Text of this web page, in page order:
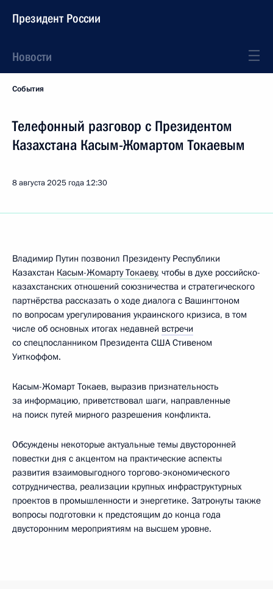
Президент России
Новости
События
Телефонный разговор с Президентом
Казахстана Касым-Жомартом Токаевым
8 августа 2025 года 12:30
Владимир Путин позвонил Президенту Республики
Казахстан Касым-Жомарту Токаеву, чтобы в духе российско-
казахстанских отношений союзничества и стратегического
партнёрства рассказать о ходе диалога с Вашингтоном
по вопросам урегулирования украинского кризиса, в том
числе об основных итогах недавней встречи
со спецпосланником Президента США Стивеном
Уиткоффом.
Касым-Жомарт Токаев, выразив признательность
за информацию, приветствовал шаги, направленные
на поиск путей мирного разрешения конфликта.
Обсуждены некоторые актуальные темы двусторонней
повестки дня с акцентом на практические аспекты
развития взаимовыгодного торгово-экономического
сотрудничества, реализации крупных инфраструктурных
проектов в промышленности и энергетике. Затронуты также
вопросы подготовки к предстоящим до конца года
двусторонним мероприятиям на высшем уровне.